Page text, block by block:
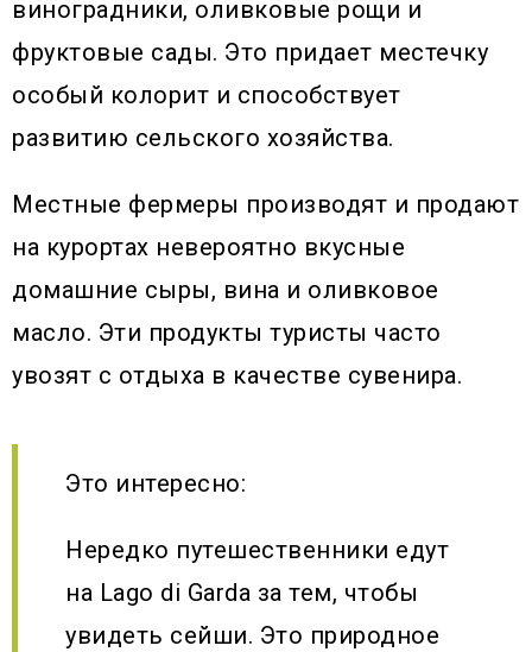
виноградники, оливковые рощи и
фруктовые сады. Это придает местечку
особый колорит и способствует
развитию сельского хозяйства.
Местные фермеры производят и продают
на курортах невероятно вкусные
домашние сыры, вина и оливковое
масло. Эти продукты туристы часто
увозят с отдыха в качестве сувенира.
Это интересно:
Нередко путешественники едут
на Lago di Garda за тем, чтобы
увидеть сейши. Это природное